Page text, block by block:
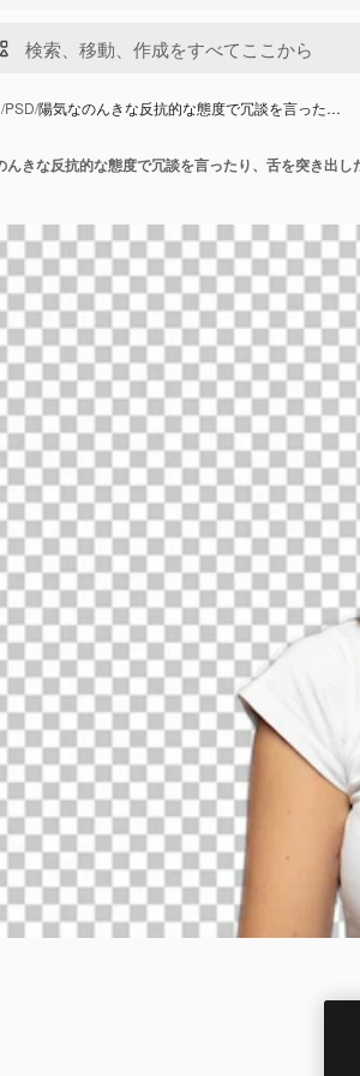
/PSD/陽気なのんきな反抗的な態度で冗談を言った…